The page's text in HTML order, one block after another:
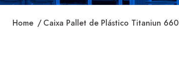
Home Caixa Pallet de Plástico Titaniun 660